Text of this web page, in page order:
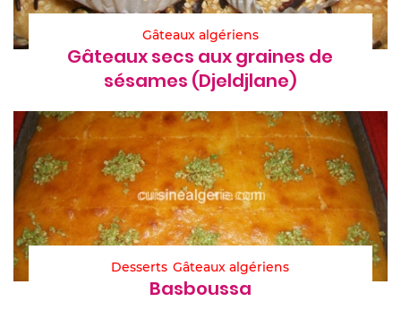
Gâteaux algériens
Gâteaux secs aux graines de
sésames (Djeldjlane)
Desserts Gâteaux algériens
Basboussa